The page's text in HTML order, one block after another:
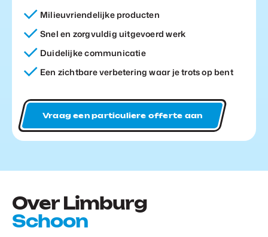
Milieuvriendelijke producten
Snel en zorgvuldig uitgevoerd werk
Duidelijke communicatie
Een zichtbare verbetering waar je trots op bent
Vraag een particuliere offerte aan
Over Limburg
Schoon